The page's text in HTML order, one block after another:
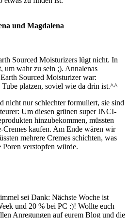
und Magdalena
Sourced Moisturizers lügt nicht. In
um wahr zu sein ;). Annalenas
Sourced Moisturizer war:
platzen, soviel wie da drin ist.^^
nicht nur schlechter formuliert, sie sind
Um diesen grünen super INCI-
hinzubekommen, müssten
Cremes kaufen. Am Ende wären wir
mehrere Cremes schichten, was
Poren verstopfen würde.
sei Dank: Nächste Woche ist
und 20 % bei PC :)! Wollte euch
Anregungen auf eurem Blog und die